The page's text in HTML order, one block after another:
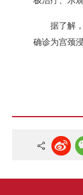
据了解
确诊为宫颈